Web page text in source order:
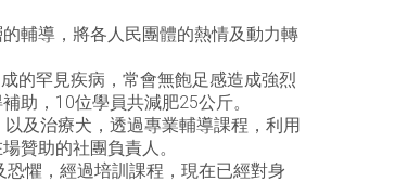
輔導，將各人民團體的熱情及動力轉
的罕見疾病，常會無飽足感造成強烈
助，10位學員共減肥25公斤。
及治療犬，透過專業輔導課程，利用
贊助的社團負責人。
懼，經過培訓課程，現在已經對身